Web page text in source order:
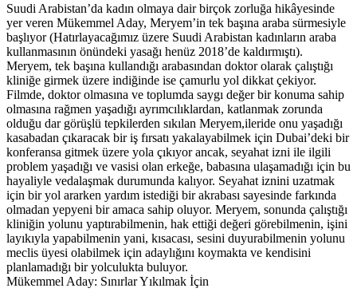
Suudi Arabistan’da kadın olmaya dair birçok zorluğa hikâyesinde
yer veren Mükemmel Aday, Meryem’in tek başına araba sürmesiyle
başlıyor (Hatırlayacağımız üzere Suudi Arabistan kadınların araba
kullanmasının önündeki yasağı henüz 2018’de kaldırmıştı).
Meryem, tek başına kullandığı arabasından doktor olarak çalıştığı
kliniğe girmek üzere indiğinde ise çamurlu yol dikkat çekiyor.
Filmde, doktor olmasına ve toplumda saygı değer bir konuma sahip
olmasına rağmen yaşadığı ayrımcılıklardan, katlanmak zorunda
olduğu dar görüşlü tepkilerden sıkılan Meryem,ileride onu yaşadığı
kasabadan çıkaracak bir iş fırsatı yakalayabilmek için Dubai’deki bir
konferansa gitmek üzere yola çıkıyor ancak, seyahat izni ile ilgili
problem yaşadığı ve vasisi olan erkeğe, babasına ulaşamadığı için bu
hayaliyle vedalaşmak durumunda kalıyor. Seyahat iznini uzatmak
için bir yol ararken yardım istediği bir akrabası sayesinde farkında
olmadan yepyeni bir amaca sahip oluyor. Meryem, sonunda çalıştığı
kliniğin yolunu yaptırabilmenin, hak ettiği değeri görebilmenin, işini
layıkıyla yapabilmenin yani, kısacası, sesini duyurabilmenin yolunu
meclis üyesi olabilmek için adaylığını koymakta ve kendisini
planlamadığı bir yolculukta buluyor.
Mükemmel Aday: Sınırlar Yıkılmak İçin